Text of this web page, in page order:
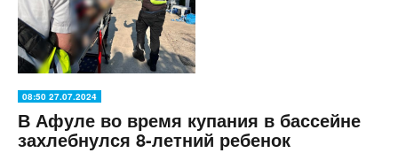
08:50 27.07.2024
В Афуле во время купания в бассейне
захлебнулся 8-летний ребенок